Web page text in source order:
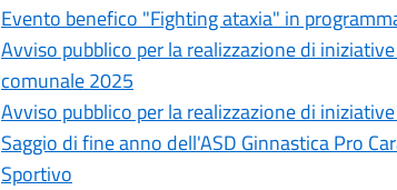
Evento benefico "Fighting ataxia" in
Avviso pubblico per la realizzazione di
comunale 2025
Avviso pubblico per la realizzazione di
Saggio di fine anno dell'ASD Ginnastica Pro
Sportivo